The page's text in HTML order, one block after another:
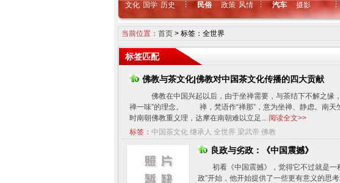
文化 国学 历史
民俗
政策 风情
汽车
摄影
当前位置： 首页> 标签：全世界
标签匹配
佛教与茶文化|佛教对中国茶文化传播的四大贡献
佛教在中国兴起以后，由于坐禅需要，与茶结下不解之缘
禅一味”的理念。 禅，梵语作“禅那”，意为坐禅、静虑。南天
时南朝佛教重义理，达摩在南朝难以立足... 阅读全文>>
标签： 中国茶文化 继承人 全世界 梁武帝 佛教
良政与劣政：《中国震撼》
初看《中国震撼》，觉得它不过就是一
政”开始，他开始提供了一些更有意义的思